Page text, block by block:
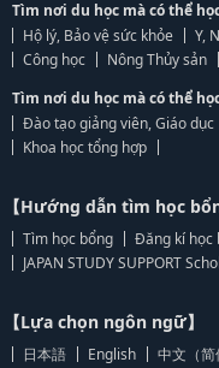
Tìm nơi du học mà có thể
Hộ lý, Bảo vệ sức khỏe
Y,
Công học
Nông Thủy sản
Tìm nơi du học mà có thể
Đào tạo giảng viên, Giáo dục
Khoa học tổng hợp
【Hướng dẫn tìm học
Tìm học bổng
Đăng kí học
JAPAN STUDY SUPPORT
【Lựa chọn ngôn ngữ】
日本語 English 中文（简